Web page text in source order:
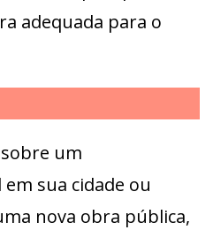
adequada para o
um
sua cidade ou
nova obra pública,